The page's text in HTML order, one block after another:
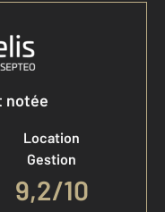
notée
Location
Gestion
9,2/10